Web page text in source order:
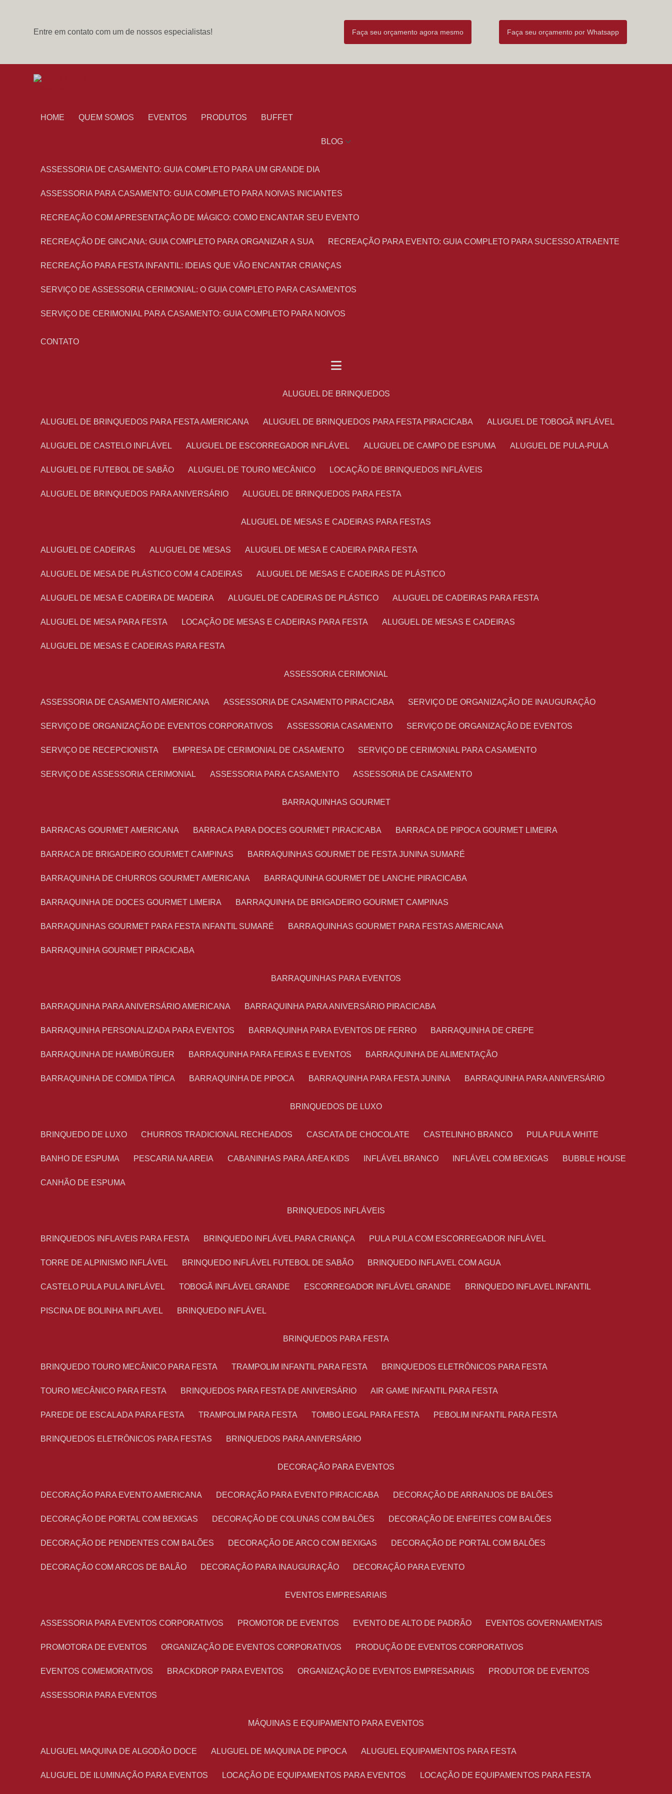
Entre em contato com um de nossos especialistas! Faça seu orçamento agora mesmo Faça seu orçamento por Whatsapp
HOME QUEM SOMOS EVENTOS PRODUTOS BUFFET
BLOG
ASSESSORIA DE CASAMENTO: GUIA COMPLETO PARA UM GRANDE DIA
ASSESSORIA PARA CASAMENTO: GUIA COMPLETO PARA NOIVAS INICIANTES
RECREAÇÃO COM APRESENTAÇÃO DE MÁGICO: COMO ENCANTAR SEU EVENTO
RECREAÇÃO DE GINCANA: GUIA COMPLETO PARA ORGANIZAR A SUA RECREAÇÃO PARA EVENTO: GUIA COMPLETO PARA SUCESSO ATRAENTE
RECREAÇÃO PARA FESTA INFANTIL: IDEIAS QUE VÃO ENCANTAR CRIANÇAS
SERVIÇO DE ASSESSORIA CERIMONIAL: O GUIA COMPLETO PARA CASAMENTOS
SERVIÇO DE CERIMONIAL PARA CASAMENTO: GUIA COMPLETO PARA NOIVOS
CONTATO
ALUGUEL DE BRINQUEDOS
ALUGUEL DE BRINQUEDOS PARA FESTA AMERICANA ALUGUEL DE BRINQUEDOS PARA FESTA PIRACICABA ALUGUEL DE TOBOGÃ INFLÁVEL
ALUGUEL DE CASTELO INFLÁVEL ALUGUEL DE ESCORREGADOR INFLÁVEL ALUGUEL DE CAMPO DE ESPUMA ALUGUEL DE PULA-PULA
ALUGUEL DE FUTEBOL DE SABÃO ALUGUEL DE TOURO MECÂNICO LOCAÇÃO DE BRINQUEDOS INFLÁVEIS
ALUGUEL DE BRINQUEDOS PARA ANIVERSÁRIO ALUGUEL DE BRINQUEDOS PARA FESTA
ALUGUEL DE MESAS E CADEIRAS PARA FESTAS
ALUGUEL DE CADEIRAS ALUGUEL DE MESAS ALUGUEL DE MESA E CADEIRA PARA FESTA
ALUGUEL DE MESA DE PLÁSTICO COM 4 CADEIRAS ALUGUEL DE MESAS E CADEIRAS DE PLÁSTICO
ALUGUEL DE MESA E CADEIRA DE MADEIRA ALUGUEL DE CADEIRAS DE PLÁSTICO ALUGUEL DE CADEIRAS PARA FESTA
ALUGUEL DE MESA PARA FESTA LOCAÇÃO DE MESAS E CADEIRAS PARA FESTA ALUGUEL DE MESAS E CADEIRAS
ALUGUEL DE MESAS E CADEIRAS PARA FESTA
ASSESSORIA CERIMONIAL
ASSESSORIA DE CASAMENTO AMERICANA ASSESSORIA DE CASAMENTO PIRACICABA SERVIÇO DE ORGANIZAÇÃO DE INAUGURAÇÃO
SERVIÇO DE ORGANIZAÇÃO DE EVENTOS CORPORATIVOS ASSESSORIA CASAMENTO SERVIÇO DE ORGANIZAÇÃO DE EVENTOS
SERVIÇO DE RECEPCIONISTA EMPRESA DE CERIMONIAL DE CASAMENTO SERVIÇO DE CERIMONIAL PARA CASAMENTO
SERVIÇO DE ASSESSORIA CERIMONIAL ASSESSORIA PARA CASAMENTO ASSESSORIA DE CASAMENTO
BARRAQUINHAS GOURMET
BARRACAS GOURMET AMERICANA BARRACA PARA DOCES GOURMET PIRACICABA BARRACA DE PIPOCA GOURMET LIMEIRA
BARRACA DE BRIGADEIRO GOURMET CAMPINAS BARRAQUINHAS GOURMET DE FESTA JUNINA SUMARÉ
BARRAQUINHA DE CHURROS GOURMET AMERICANA BARRAQUINHA GOURMET DE LANCHE PIRACICABA
BARRAQUINHA DE DOCES GOURMET LIMEIRA BARRAQUINHA DE BRIGADEIRO GOURMET CAMPINAS
BARRAQUINHAS GOURMET PARA FESTA INFANTIL SUMARÉ BARRAQUINHAS GOURMET PARA FESTAS AMERICANA
BARRAQUINHA GOURMET PIRACICABA
BARRAQUINHAS PARA EVENTOS
BARRAQUINHA PARA ANIVERSÁRIO AMERICANA BARRAQUINHA PARA ANIVERSÁRIO PIRACICABA
BARRAQUINHA PERSONALIZADA PARA EVENTOS BARRAQUINHA PARA EVENTOS DE FERRO BARRAQUINHA DE CREPE
BARRAQUINHA DE HAMBÚRGUER BARRAQUINHA PARA FEIRAS E EVENTOS BARRAQUINHA DE ALIMENTAÇÃO
BARRAQUINHA DE COMIDA TÍPICA BARRAQUINHA DE PIPOCA BARRAQUINHA PARA FESTA JUNINA BARRAQUINHA PARA ANIVERSÁRIO
BRINQUEDOS DE LUXO
BRINQUEDO DE LUXO CHURROS TRADICIONAL RECHEADOS CASCATA DE CHOCOLATE CASTELINHO BRANCO PULA PULA WHITE
BANHO DE ESPUMA PESCARIA NA AREIA CABANINHAS PARA ÁREA KIDS INFLÁVEL BRANCO INFLÁVEL COM BEXIGAS BUBBLE HOUSE
CANHÃO DE ESPUMA
BRINQUEDOS INFLÁVEIS
BRINQUEDOS INFLAVEIS PARA FESTA BRINQUEDO INFLÁVEL PARA CRIANÇA PULA PULA COM ESCORREGADOR INFLÁVEL
TORRE DE ALPINISMO INFLÁVEL BRINQUEDO INFLÁVEL FUTEBOL DE SABÃO BRINQUEDO INFLAVEL COM AGUA
CASTELO PULA PULA INFLÁVEL TOBOGÃ INFLÁVEL GRANDE ESCORREGADOR INFLÁVEL GRANDE BRINQUEDO INFLAVEL INFANTIL
PISCINA DE BOLINHA INFLAVEL BRINQUEDO INFLÁVEL
BRINQUEDOS PARA FESTA
BRINQUEDO TOURO MECÂNICO PARA FESTA TRAMPOLIM INFANTIL PARA FESTA BRINQUEDOS ELETRÔNICOS PARA FESTA
TOURO MECÂNICO PARA FESTA BRINQUEDOS PARA FESTA DE ANIVERSÁRIO AIR GAME INFANTIL PARA FESTA
PAREDE DE ESCALADA PARA FESTA TRAMPOLIM PARA FESTA TOMBO LEGAL PARA FESTA PEBOLIM INFANTIL PARA FESTA
BRINQUEDOS ELETRÔNICOS PARA FESTAS BRINQUEDOS PARA ANIVERSÁRIO
DECORAÇÃO PARA EVENTOS
DECORAÇÃO PARA EVENTO AMERICANA DECORAÇÃO PARA EVENTO PIRACICABA DECORAÇÃO DE ARRANJOS DE BALÕES
DECORAÇÃO DE PORTAL COM BEXIGAS DECORAÇÃO DE COLUNAS COM BALÕES DECORAÇÃO DE ENFEITES COM BALÕES
DECORAÇÃO DE PENDENTES COM BALÕES DECORAÇÃO DE ARCO COM BEXIGAS DECORAÇÃO DE PORTAL COM BALÕES
DECORAÇÃO COM ARCOS DE BALÃO DECORAÇÃO PARA INAUGURAÇÃO DECORAÇÃO PARA EVENTO
EVENTOS EMPRESARIAIS
ASSESSORIA PARA EVENTOS CORPORATIVOS PROMOTOR DE EVENTOS EVENTO DE ALTO DE PADRÃO EVENTOS GOVERNAMENTAIS
PROMOTORA DE EVENTOS ORGANIZAÇÃO DE EVENTOS CORPORATIVOS PRODUÇÃO DE EVENTOS CORPORATIVOS
EVENTOS COMEMORATIVOS BRACKDROP PARA EVENTOS ORGANIZAÇÃO DE EVENTOS EMPRESARIAIS PRODUTOR DE EVENTOS
ASSESSORIA PARA EVENTOS
MÁQUINAS E EQUIPAMENTO PARA EVENTOS
ALUGUEL MAQUINA DE ALGODÃO DOCE ALUGUEL DE MAQUINA DE PIPOCA ALUGUEL EQUIPAMENTOS PARA FESTA
ALUGUEL DE ILUMINAÇÃO PARA EVENTOS LOCAÇÃO DE EQUIPAMENTOS PARA EVENTOS LOCAÇÃO DE EQUIPAMENTOS PARA FESTA